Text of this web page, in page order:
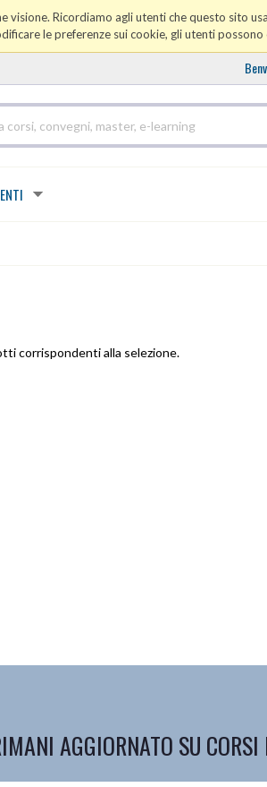
visione. Ricordiamo agli utenti che questo sito
le preferenze sui cookie, gli utenti
corrispondenti alla selezione.
AGGIORNATO SU CORSI